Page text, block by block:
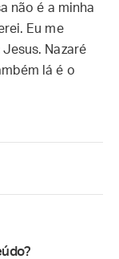
não é a minha
Eu me
Nazaré
lá é o